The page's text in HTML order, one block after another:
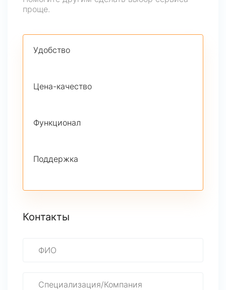
проще.
Удобство
Цена-качество
Функционал
Поддержка
Контакты